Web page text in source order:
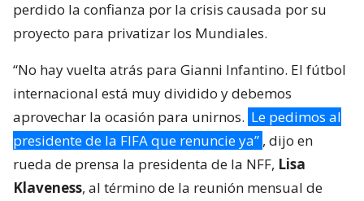
perdido la confianza por la crisis causada por su
proyecto para privatizar los Mundiales.
“No hay vuelta atrás para Gianni Infantino. El fútbol
internacional está muy dividido y debemos
aprovechar la ocasión para unirnos. Le pedimos al
presidente de la FIFA que renuncie ya” , dijo en
rueda de prensa la presidenta de la NFF, Lisa
Klaveness, al término de la reunión mensual de